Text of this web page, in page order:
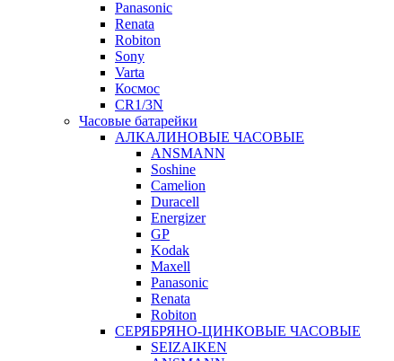
Panasonic
Renata
Robiton
Sony
Varta
Космос
CR1/3N
Часовые батарейки
АЛКАЛИНОВЫЕ ЧАСОВЫЕ
ANSMANN
Soshine
Camelion
Duracell
Energizer
GP
Kodak
Maxell
Panasonic
Renata
Robiton
СЕРЯБРЯНО-ЦИНКОВЫЕ ЧАСОВЫЕ
SEIZAIKEN